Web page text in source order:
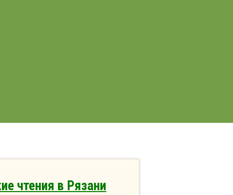
чтения в Рязани